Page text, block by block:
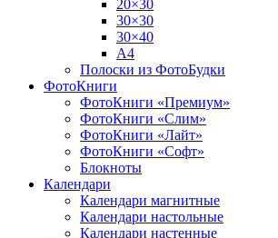
20×30
30×30
30×40
A4
Полоски из ФотоБудки
ФотоКниги
ФотоКниги «Премиум»
ФотоКниги «Слим»
ФотоКниги «Лайт»
ФотоКниги «Софт»
Блокноты
Календари
Календари магнитные
Календари настольные
Календари настенные